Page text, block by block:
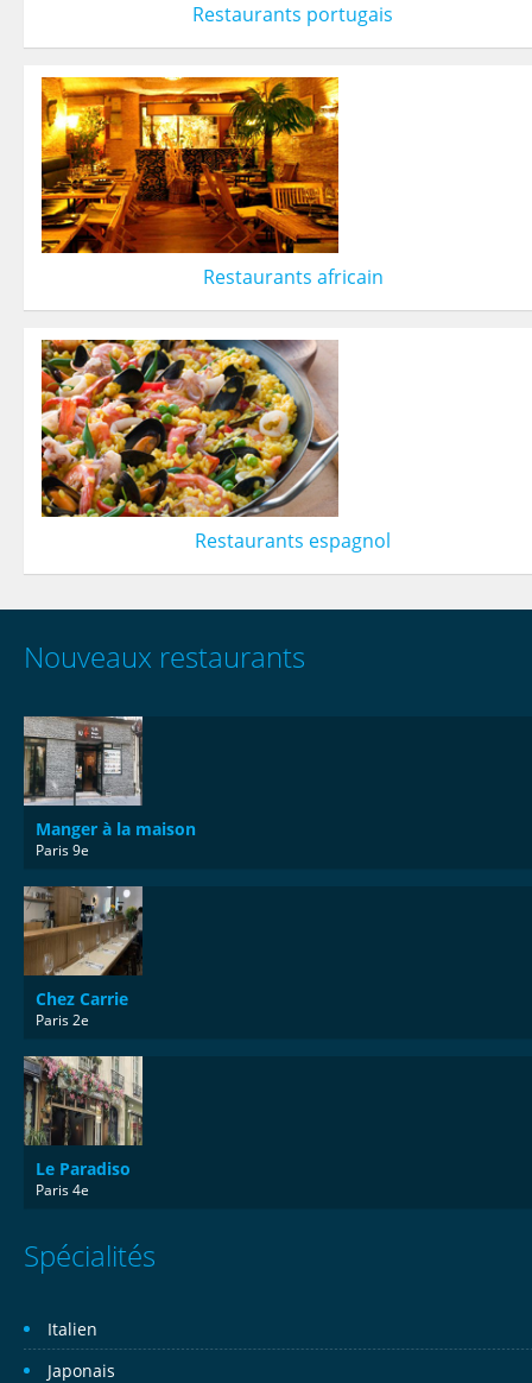
Restaurants portugais
Restaurants africain
Restaurants espagnol
Nouveaux restaurants
Manger à la maison
Paris 9e
Chez Carrie
Paris 2e
Le Paradiso
Paris 4e
Spécialités
Italien
Japonais